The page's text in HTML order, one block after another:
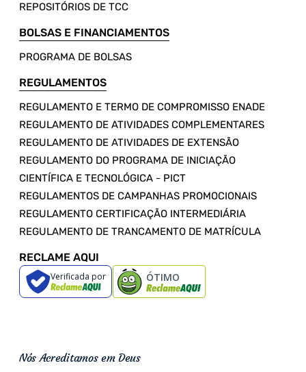
REPOSITÓRIOS DE TCC
BOLSAS E FINANCIAMENTOS
PROGRAMA DE BOLSAS
REGULAMENTOS
REGULAMENTO E TERMO DE COMPROMISSO ENADE
REGULAMENTO DE ATIVIDADES COMPLEMENTARES
REGULAMENTO DE ATIVIDADES DE EXTENSÃO
REGULAMENTO DO PROGRAMA DE INICIAÇÃO
CIENTÍFICA E TECNOLÓGICA - PICT
REGULAMENTOS DE CAMPANHAS PROMOCIONAIS
REGULAMENTO CERTIFICAÇÃO INTERMEDIÁRIA
REGULAMENTO DE TRANCAMENTO DE MATRÍCULA
RECLAME AQUI
Verificada por ÓTIMO
Nós Acreditamos em Deus